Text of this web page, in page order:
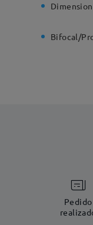
Bifocal/
Pedido